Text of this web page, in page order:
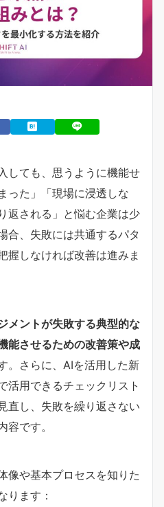
しても、思うように機能せ
った」「現場に浸透しな
返される」と悩む企業は少
合、失敗には共通するパタ
握しなければ改善は進みま
メントが失敗する典型的な
能させるための改善策や成
。さらに、AIを活用した新
活用できるチェックリスト
直し、失敗を繰り返さない
容です。
像や基本プロセスを知りた
ります：